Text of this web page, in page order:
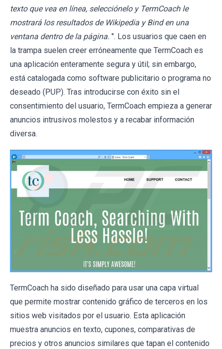
texto que vea en línea, selecciónelo y TermCoach le
mostrará los resultados de Wikipedia y Bind en una
ventana dentro de la página. ". Los usuarios que caen en
la trampa suelen creer erróneamente que TermCoach es
una aplicación enteramente segura y útil; sin embargo,
está catalogada como software publicitario o programa no
deseado (PUP). Tras introducirse con éxito sin el
consentimiento del usuario, TermCoach empieza a generar
anuncios intrusivos molestos y a recabar información
diversa.
TermCoach ha sido diseñado para usar una capa virtual
que permite mostrar contenido gráfico de terceros en los
sitios web visitados por el usuario. Esta aplicación
muestra anuncios en texto, cupones, comparativas de
precios y otros anuncios similares que tapan el contenido